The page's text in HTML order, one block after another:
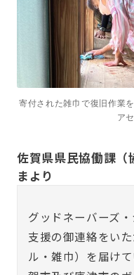
寄付された雑巾で復旧作業
ア
佐賀県県民協働課
まより
グッドネーバーズ
支援の御連絡をい
ル・雑巾）を届け